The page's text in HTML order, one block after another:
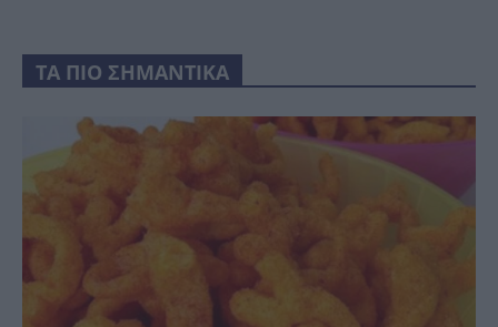
ΤΑ ΠΙΟ ΣΗΜΑΝΤΙΚΑ